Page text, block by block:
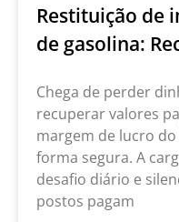
Restituição de
de gasolina:
Chega de perder
recuperar valores
margem de lucro
forma segura. A
desafio diário e
postos pagam